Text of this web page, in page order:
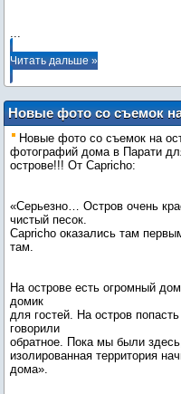
...
Читать дальше »
Новые фото со съемок
Новые фото со съемок на
фотографий дома в Парати
острове!!! От Capricho:
«Серьезно… Остров очень
чистый песок.
Capricho оказались там
там.
На острове есть огромный
домик
для гостей. На остров
говорили
обратное. Пока мы были
изолированная территория
дома».